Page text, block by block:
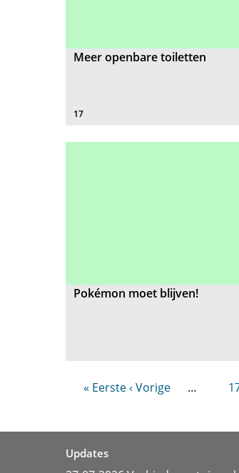
Meer openbare toiletten
17
Pokémon moet blijven!
« Eerste ‹ Vorige …
Updates